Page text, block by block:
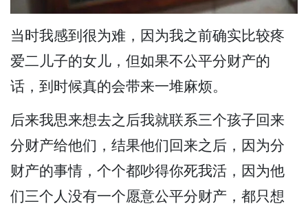
当时我感到很为难，因为我之前确实比较疼
爱二儿子的女儿，但如果不公平分财产的
话，到时候真的会带来一堆麻烦。
后来我思来想去之后我就联系三个孩子回来
分财产给他们，结果他们回来之后，因为分
财产的事情，个个都吵得你死我活，因为他
们三个人没有一个愿意公平分财产，都只想